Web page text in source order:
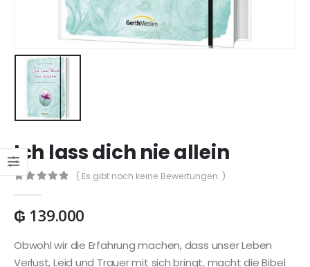
Ich lass dich nie allein
( Es gibt noch keine Bewertungen. )
₲ 139.000
Obwohl wir die Erfahrung machen, dass unser Leben
Verlust, Leid und Trauer mit sich bringt, macht die Bibel